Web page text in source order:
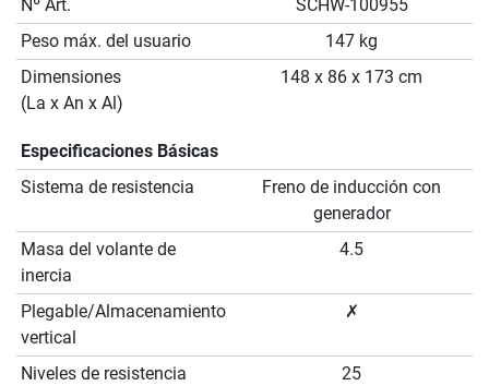
Nº Art.
SCHW-100955
Peso máx. del usuario
147 kg
Dimensiones
(La x An x Al)
148 x 86 x 173 cm
Especificaciones Básicas
Sistema de resistencia
Freno de inducción con
generador
Masa del volante de
inercia
4.5
Plegable/Almacenamiento
vertical
✗
Niveles de resistencia 25